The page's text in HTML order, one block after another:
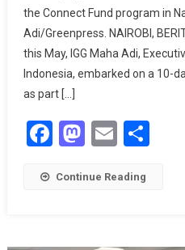
the Connect Fund program in
Adi/Greenpress. NAIROBI,
this May, IGG Maha Adi,
Indonesia, embarked on a 10-
as part […]
Facebook
Mastodon
Email
Continue Reading